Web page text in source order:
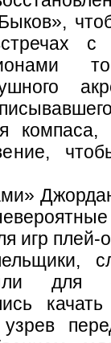
с
игр
для